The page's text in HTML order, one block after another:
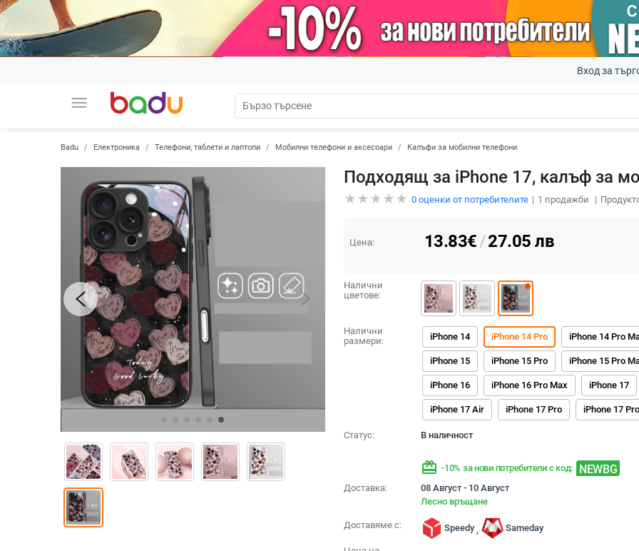
menu
Вход за
Badu Електроника Телефони, таблети и лаптопи Мобилни телефони и аксесоари Калъфи за мобилни телефони
Подходящ за iPhone 17, калъф за
0оценки от потребителите 1 продажби
Цена: 13.83€/27.05 лв
Налични
цветове:
Налични
размери:
iPhone 14 iPhone 14 Pro iPhone 14 Pro
iPhone 15 iPhone 15 Pro iPhone 15 Pro
iPhone 16 iPhone 16 Pro Max iPhone 17
iPhone 17 Air iPhone 17 Pro iPhone 17
Статус: В наличност
redeem -10% за нови потребители с код: NEWBG
Доставка:
08 Август - 10 Август
Лесно връщане
Доставяме с: Speedy , Sameday